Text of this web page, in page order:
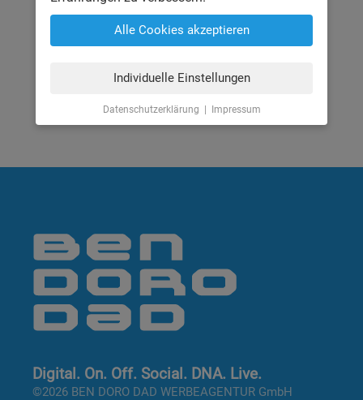
sind ob der Ergebnisse immer wieder
verblüfft, aber nicht nur wir.
Digital. On. Off. Social. DNA. Live.
©2026 BEN DORO DAD WERBEAGENTUR GmbH
Alle Cookies akzeptieren
Individuelle Einstellungen
Datenschutzerklärung Impressum